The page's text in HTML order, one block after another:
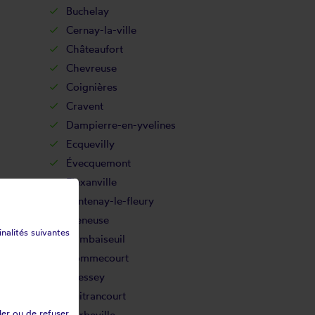
Buchelay
Cernay-la-ville
Châteaufort
Chevreuse
Coignières
Cravent
Dampierre-en-yvelines
Ecquevilly
Évecquemont
Flexanville
Fontenay-le-fleury
Freneuse
Gambaiseuil
Gommecourt
Gressey
Guitrancourt
suivantes